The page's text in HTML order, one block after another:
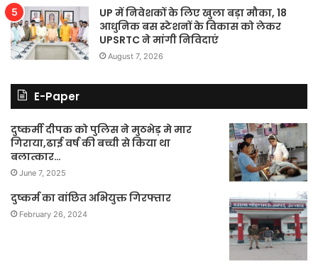
UP में निवेशकों के लिए खुला बड़ा मौका, 18
आधुनिक बस स्टेशनों के विकास को लेकर
UPSRTC ने मांगी निविदाएं
August 7, 2026
E-Paper
दुष्कर्मी दीपक को पुलिस ने मुठभेड़ मे मार
गिराया,ढाई वर्ष की बच्ची से किया था
बलात्कार…
June 7, 2025
दुष्कर्म का वांछित अभियुक्त गिरफ्तार
February 26, 2024